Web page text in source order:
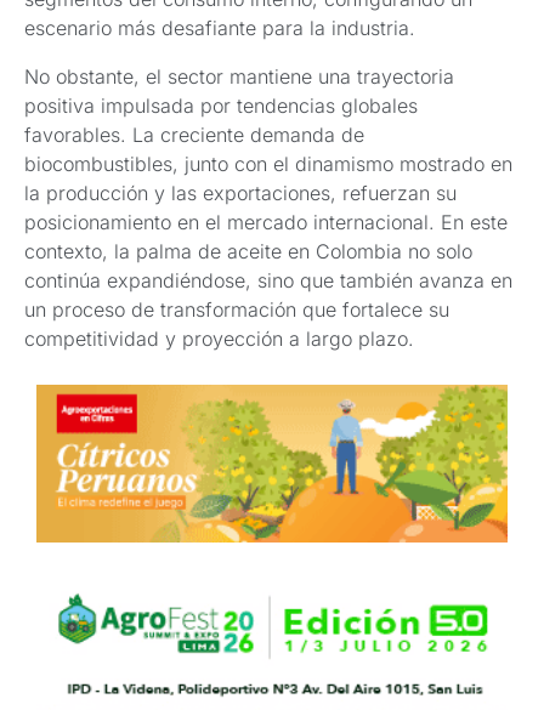
escenario más desafiante para la industria.
No obstante, el sector mantiene una trayectoria
positiva impulsada por tendencias globales
favorables. La creciente demanda de
biocombustibles, junto con el dinamismo mostrado en
la producción y las exportaciones, refuerzan su
posicionamiento en el mercado internacional. En este
contexto, la palma de aceite en Colombia no solo
continúa expandiéndose, sino que también avanza en
un proceso de transformación que fortalece su
competitividad y proyección a largo plazo.